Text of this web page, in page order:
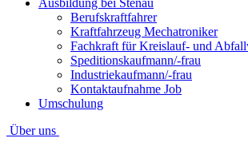
Ausbildung bei Stenau
Berufskraftfahrer
Kraftfahrzeug Mechatroniker
Fachkraft für Kreislauf- und
Speditionskaufmann/-frau
Industriekaufmann/-frau
Kontaktaufnahme Job
Umschulung
Über uns